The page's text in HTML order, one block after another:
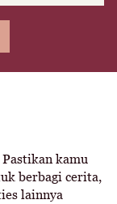
kamu
berbagi cerita,
lainnya